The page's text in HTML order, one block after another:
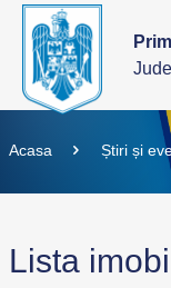
Acasa Știri și
Lista